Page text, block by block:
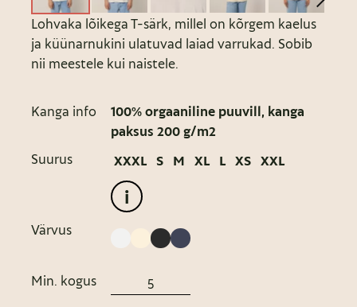
Lohvaka lõikega T-särk, millel on kõrgem kaelus
ja küünarnukini ulatuvad laiad varrukad. Sobib
nii meestele kui naistele.
Kanga info
100% orgaaniline puuvill, kanga
paksus 200 g/m2
Suurus
XXXL S M XL L XS XXL
i
Värvus
Min. kogus